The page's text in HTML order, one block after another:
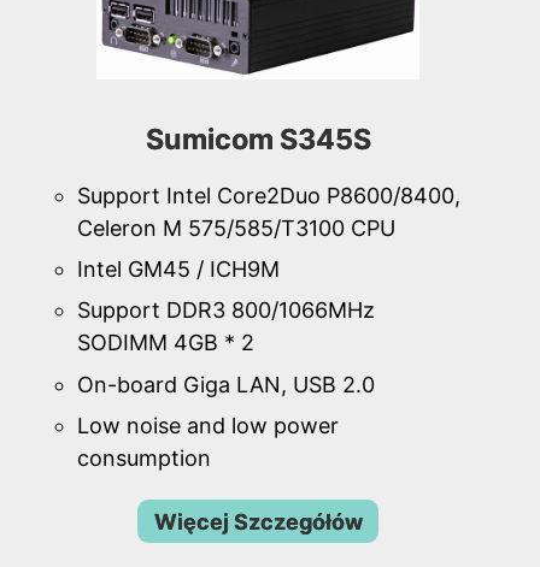
Sumicom S345S
Support Intel Core2Duo P8600/8400,
Celeron M 575/585/T3100 CPU
Intel GM45 / ICH9M
Support DDR3 800/1066MHz
SODIMM 4GB * 2
On-board Giga LAN, USB 2.0
Low noise and low power
consumption
Więcej Szczegółów